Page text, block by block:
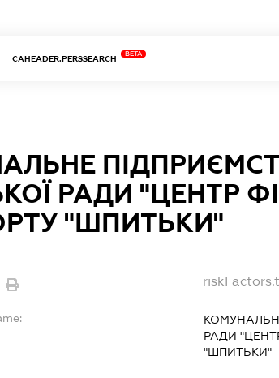
CAHEADER.PERSSEARCH
BETA
РАДИ "ЦЕНТР
"ШПИТЬКИ"
РАДИ
"ШПИТЬКИ"